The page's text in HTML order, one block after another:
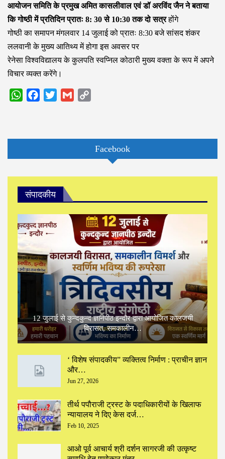
आयोजन समिति के प्रमुख अमित कासलीवाल एवं डॉ अरविंद जैन ने बताया
कि गोष्ठी में प्रतिदिन प्रातः 8: 30 से 10:30 तक दो सत्रहोंगे
गोष्ठी का समापन मंगलवार 14 जुलाई को प्रातः 8:30 बजे सांसद शंकर
ललवानी के मुख्य आतिथ्य में होगा इस अवसर पर
रेनेसा विश्वविद्यालय के कुलपति स्वप्निल कोठारी मुख्य वक्ता के रूप में अपने
विचार व्यक्त करेंगे।
WhatsAppFacebook
Twitter Gmail
Facebook
संपादकीय
12 जुलाई से कुन्दकुन्द ज्ञानपीठ इन्दौर द्वारा आयोजित कालजयी
विरासत, समकालीन…
‘ विशेष संपादकीय” ‌व्यक्तित्व निर्माण : प्राचीन ज्ञान
और…
Jun 27, 2026
तीर्थ पपौराजी ट्रस्ट के पदाधिकारीयों के खिलाफ
न्यायालय ने दिए केस दर्ज…
Feb 10, 2025
आओ पूर्व आचार्य श्री दर्शन सागरजी की उत्कृष्ट